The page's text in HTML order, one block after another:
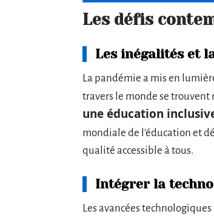
Les défis
Les inégalités et
La pandémie a mis en
travers le monde se
une éducation
mondiale de l’éducation et
qualité accessible à tous.
Intégrer la
Les avancées